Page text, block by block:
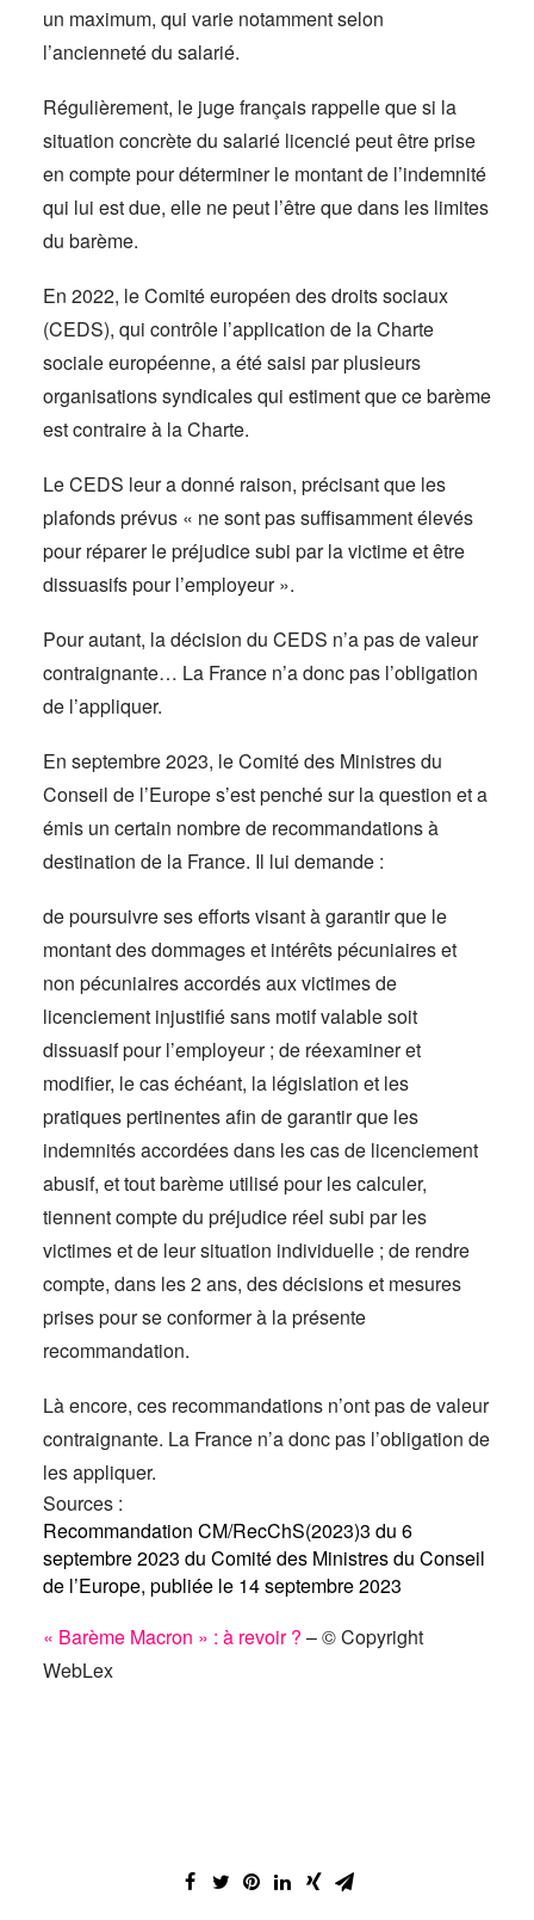
un maximum, qui varie notamment selon
l’ancienneté du salarié.
Régulièrement, le juge français rappelle que si la
situation concrète du salarié licencié peut être prise
en compte pour déterminer le montant de l’indemnité
qui lui est due, elle ne peut l’être que dans les limites
du barème.
En 2022, le Comité européen des droits sociaux
(CEDS), qui contrôle l’application de la Charte
sociale européenne, a été saisi par plusieurs
organisations syndicales qui estiment que ce barème
est contraire à la Charte.
Le CEDS leur a donné raison, précisant que les
plafonds prévus « ne sont pas suffisamment élevés
pour réparer le préjudice subi par la victime et être
dissuasifs pour l’employeur ».
Pour autant, la décision du CEDS n’a pas de valeur
contraignante… La France n’a donc pas l’obligation
de l’appliquer.
En septembre 2023, le Comité des Ministres du
Conseil de l’Europe s’est penché sur la question et a
émis un certain nombre de recommandations à
destination de la France. Il lui demande :
de poursuivre ses efforts visant à garantir que le
montant des dommages et intérêts pécuniaires et
non pécuniaires accordés aux victimes de
licenciement injustifié sans motif valable soit
dissuasif pour l’employeur ; de réexaminer et
modifier, le cas échéant, la législation et les
pratiques pertinentes afin de garantir que les
indemnités accordées dans les cas de licenciement
abusif, et tout barème utilisé pour les calculer,
tiennent compte du préjudice réel subi par les
victimes et de leur situation individuelle ; de rendre
compte, dans les 2 ans, des décisions et mesures
prises pour se conformer à la présente
recommandation.
Là encore, ces recommandations n’ont pas de valeur
contraignante. La France n’a donc pas l’obligation de
les appliquer.
Sources :
Recommandation CM/RecChS(2023)3 du 6
septembre 2023 du Comité des Ministres du Conseil
de l’Europe, publiée le 14 septembre 2023
« Barème Macron » : à revoir ? – © Copyright
WebLex